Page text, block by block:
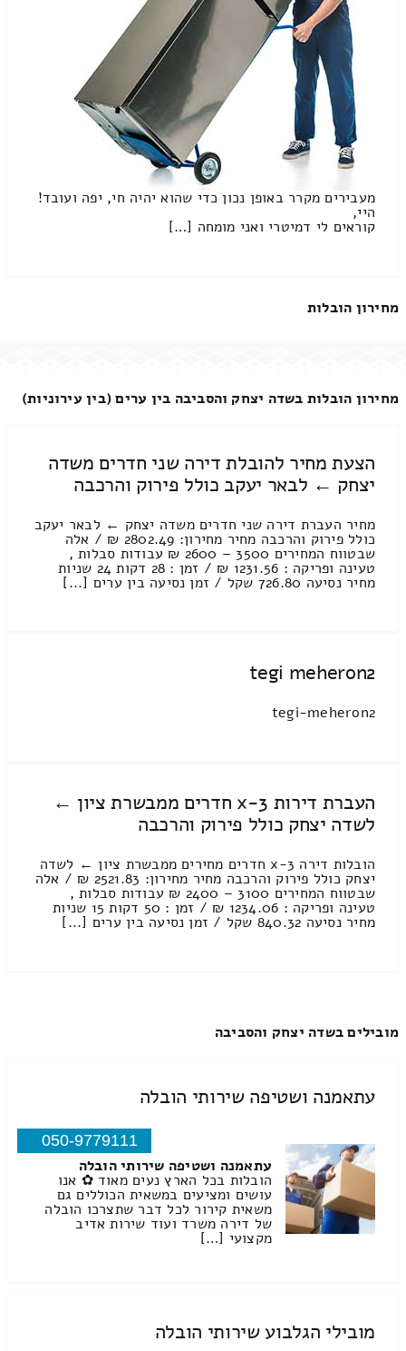
מעבירים מקרר באופן נכון כדי שהוא יהיה חי, יפה ועובד!
היי,
קוראים לי דמיטרי ואני מומחה […]
מחירון הובלות
מחירון הובלות בשדה יצחק והסביבה בין ערים (בין עירוניות)
הצעת מחיר להובלת דירה שני חדרים משדה
יצחק ← לבאר יעקב כולל פירוק והרכבה
מחיר העברת דירה שני חדרים משדה יצחק ← לבאר יעקב
כולל פירוק והרכבה מחיר מחירון: 2802.49 ₪ / אלה
שבטווח המחירים 3500 – 2600 ₪ עבודות סבלות ,
טעינה ופריקה : 1231.56 ₪ / זמן : 28 דקות 24 שניות
מחיר נסיעה 726.80 שקל / זמן נסיעה בין ערים [...]
tegi meheron2
tegi-meheron2
העברת דירות 3-x חדרים ממבשרת ציון ←
לשדה יצחק כולל פירוק והרכבה
הובלות דירה 3-x חדרים מחירים ממבשרת ציון ← לשדה
יצחק כולל פירוק והרכבה מחיר מחירון: 2521.83 ₪ / אלה
שבטווח המחירים 3100 – 2400 ₪ עבודות סבלות ,
טעינה ופריקה : 1234.06 ₪ / זמן : 50 דקות 15 שניות
מחיר נסיעה 840.32 שקל / זמן נסיעה בין ערים [...]
מובילים בשדה יצחק והסביבה
עתאמנה ושטיפה שירותי הובלה
050-9779111
עתאמנה ושטיפה שירותי הובלה
הובלות בכל הארץ נעים מאוד ✿ אנו
עושים ומציעים במשאית הכוללים גם
משאית קירור לכל דבר שתצרכו הובלה
של דירה משרד ועוד שירות אדיב
מקצועי […]
מובילי הגלבוע שירותי הובלה